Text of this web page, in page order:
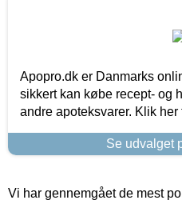
Apopro.dk er Danmarks
sikkert kan købe recept- og
andre apoteksvarer. Klik
Se udvalget
Vi har gennemgået de mest